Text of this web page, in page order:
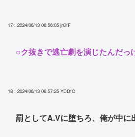
17 : 2024/06/13 06:56:05 jrGfF
○ク抜きで逃亡劇を演じたんだっ
18 : 2024/06/13 06:57:25 YDDfC
罰としてA.Vに堕ちろ、俺が中に